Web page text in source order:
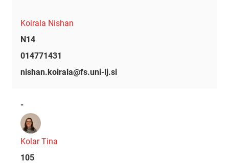
Koirala Nishan
N14
014771431
nishan.koirala@fs.uni-lj.si
-
Kolar Tina
105